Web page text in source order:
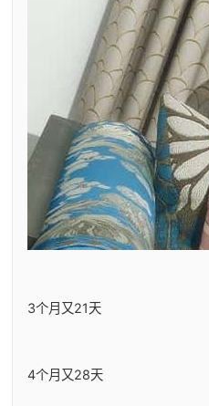
3个月又21天
4个月又28天